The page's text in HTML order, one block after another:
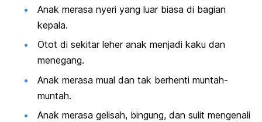
Anak merasa nyeri yang luar biasa di bagian
kepala.
Otot di sekitar leher anak menjadi kaku dan
menegang.
Anak merasa mual dan tak berhenti muntah-
muntah.
Anak merasa gelisah, bingung, dan sulit mengenali